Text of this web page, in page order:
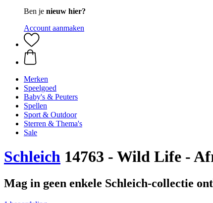
Ben je nieuw hier?
Account aanmaken
Merken
Speelgoed
Baby's & Peuters
Spellen
Sport & Outdoor
Sterren & Thema's
Sale
Schleich 14763 - Wild Life -
Mag in geen enkele Schleich-collectie